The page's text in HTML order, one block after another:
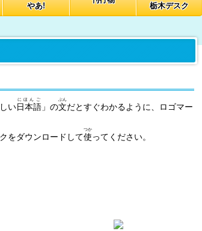
やあ!
栃木デスク
い日本語
にほんご
」の文
ぶん
だとすぐわかるように、ロゴマー
をダウンロードして使
つか
ってください。